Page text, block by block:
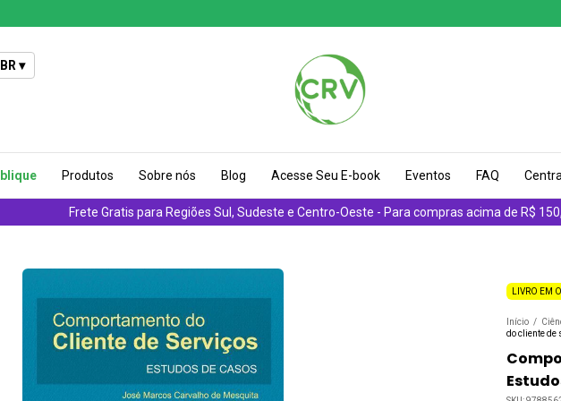
Frete Gratis para Regiões Sul, Sudeste e Centro-Oeste - Para compras acima de R$
Produtos Sobre nós Blog Acesse Seu E-book Eventos FAQ
▾
LIVRO EM
Início /
do cliente de